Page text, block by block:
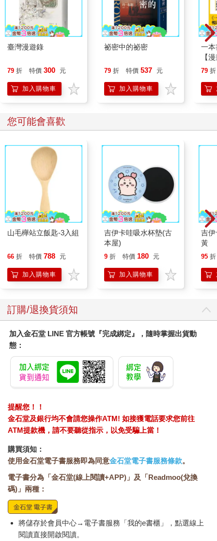
臺灣漫遊錄
79 折 特價 300 元
加入購物車
祕密中的祕密
79 折 特價 537 元
加入購物車
一
【
行
「
學方
79 折
您可能會喜歡
山毛櫸站立飯匙-3入組
66 折 特價 788 元
加入購物車
吉伊卡哇吸水杯墊(古
本屋)
9 折 特價 180 元
加入購物車
吉
黃
95 折
訂購/退換貨須知
加入金石堂 LINE 官方帳號『完成綁定』，隨時掌握出貨動
態：
提醒您！！
金石堂及銀行均不會請您操作ATM! 如接獲電話要求您前往
ATM提款機，請不要聽從指示，以免受騙上當！
購買須知：
使用金石堂電子書服務即為同意金石堂電子書服務條款。
電子書分為「金石堂(線上閱讀+APP)」及「Readmoo(兌換
碼)」兩種：
將儲存於會員中心→電子書服務「我的e書櫃」，點選線上
閱讀直接開啟閱讀。